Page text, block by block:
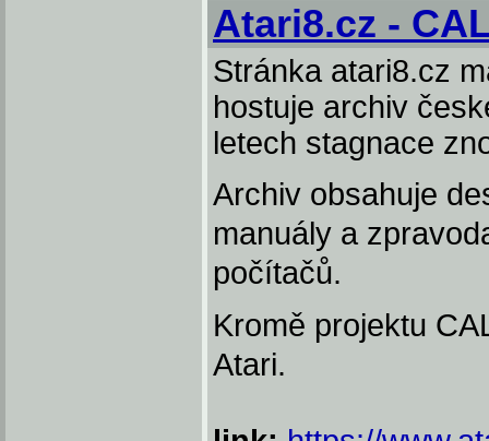
Atari8.cz -
Stránka atari8.cz
hostuje archiv
letech stagnace
Archiv obsahuje
manuály a
počítačů.
Kromě projektu
Atari.